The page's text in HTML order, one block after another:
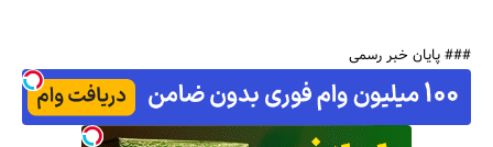
### پایان خبر رسمی